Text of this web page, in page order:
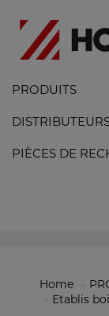
PRODUITS
PIÈCES DE
Home
Etablis